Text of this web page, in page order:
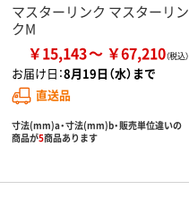
マスターリンク マスターリン
クM
￥15,143 ￥67,210
お届け日：8月19日（水）まで
直送品
寸法(mm)a・寸法(mm)b・販売単位違いの
商品が5商品あります